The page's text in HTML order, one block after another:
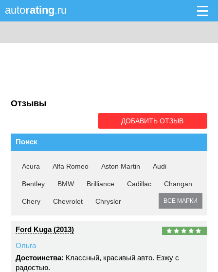
autorating.ru
Отзывы
ДОБАВИТЬ ОТЗЫВ
Поиск
Acura Alfa Romeo Aston Martin Audi
Bentley BMW Brilliance Cadillac Changan
Chery Chevrolet Chrysler ВСЕ МАРКИ
Ford Kuga (2013)
Ольга
Достоинства: Классный, красивый авто. Езжу с
радостью.